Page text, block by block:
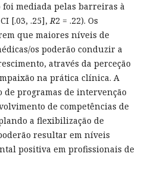
mediada pelas barreiras à
[.03, .25],R2 = .22). Os
que maiores níveis de
os poderão conduzir a
através da perceção
na prática clínica. A
de programas de intervenção
de competências de
a flexibilização de
resultar em níveis
positiva em profissionais de